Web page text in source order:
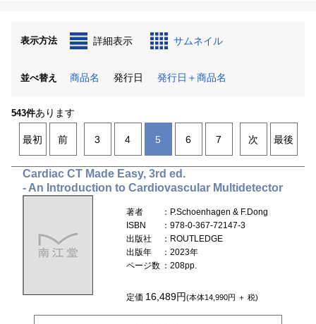
表示方法 詳細表示 サムネイル
並べ替え 商品名 発行日 発行日＋商品名
543件あります
最初 前 3 4 5 6 7 次 最後
Cardiac CT Made Easy, 3rd ed.
- An Introduction to Cardiovascular Multidetector
著者
：P.Schoenhagen & F.Dong
ISBN
：978-0-367-72147-3
出版社
：ROUTLEDGE
出版年
：2023年
ページ数 ：208pp.
定価 16,489円(本体14,990円 ＋ 税)